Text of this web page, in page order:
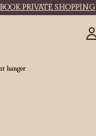
BOOK PRIVATE SHOPPING
hanger